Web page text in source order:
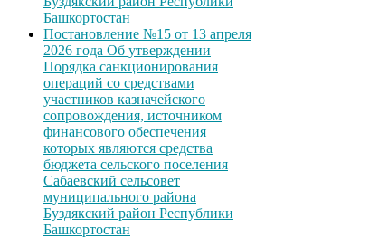
Башкортостан
Постановление №15 от 13 апреля
2026 года Об утверждении
Порядка санкционирования
операций со средствами
участников казначейского
сопровождения, источником
финансового обеспечения
которых являются средства
бюджета сельского поселения
Сабаевский сельсовет
муниципального района
Буздякский район Республики
Башкортостан